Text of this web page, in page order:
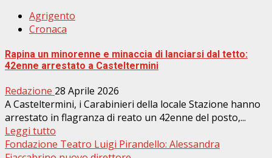
Agrigento
Cronaca
Rapina un minorenne e minaccia di lanciarsi dal tetto:
42enne arrestato a Casteltermini
Redazione 28 Aprile 2026
A Casteltermini, i Carabinieri della locale Stazione hanno
arrestato in flagranza di reato un 42enne del posto,...
Leggi tutto
Fondazione Teatro Luigi Pirandello: Alessandra